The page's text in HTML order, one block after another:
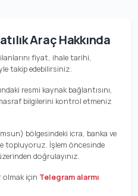
Araç Hakkında
fiyat, ihale tarihi,
takip edebilirsiniz.
resmi kaynak bağlantısını,
bilgilerini kontrol etmeniz
bölgesindeki icra, banka ve
topluyoruz. İşlem öncesinde
doğrulayınız.
olmak için Telegram alarmı